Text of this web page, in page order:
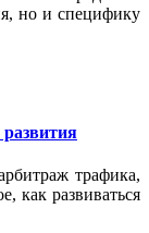
но и специфику
трафика,
как развиваться